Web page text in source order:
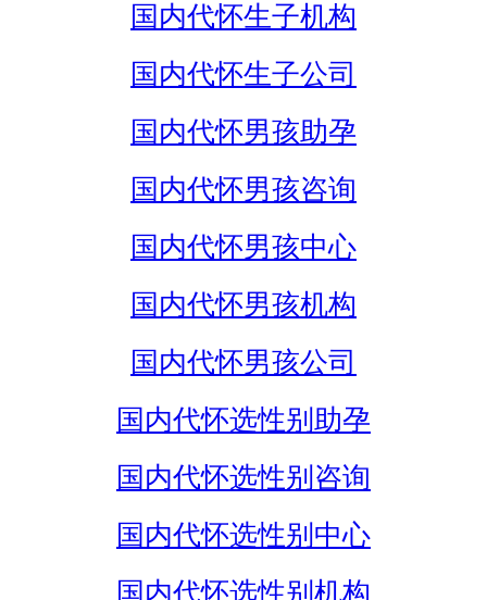
国内代怀生子机构
国内代怀生子公司
国内代怀男孩助孕
国内代怀男孩咨询
国内代怀男孩中心
国内代怀男孩机构
国内代怀男孩公司
国内代怀选性别助孕
国内代怀选性别咨询
国内代怀选性别中心
国内代怀选性别机构